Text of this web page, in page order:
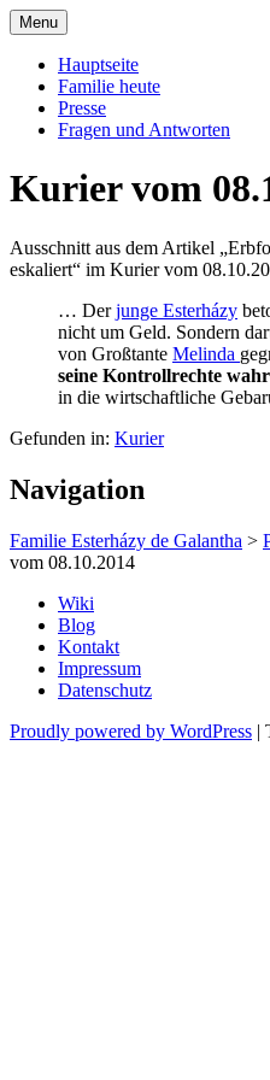
Skip
to
content
Familie
Galantha
Menu
Hauptseite
Familie heute
Presse
Fragen und Antworten
Kurier vom
Ausschnitt aus dem Artikel
eskaliert“ im Kurier vom
… Derjunge Esterházy
nicht um Geld. Sondern
von Großtante Melinda
seine Kontrollrechte
in die wirtschaftliche
Gefunden in: Kurier
Navigation
Familie Esterházy de Galantha >
vom 08.10.2014
Wiki
Blog
Kontakt
Impressum
Datenschutz
Proudly powered by WordPress |